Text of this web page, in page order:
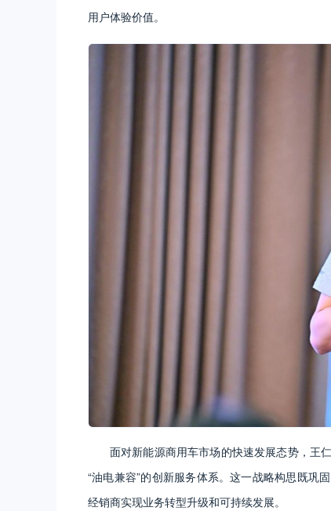
用户体验价值。
面对新能源商用车市场的快速发展态势，王
“油电兼容”的创新服务体系。这一战略构思既巩
经销商实现业务转型升级和可持续发展。